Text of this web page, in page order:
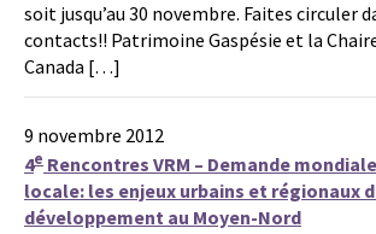
soit jusqu’au 30 novembre. Faites circuler
contacts!! Patrimoine Gaspésie et la
Canada […]
9 novembre 2012
4e Rencontres VRM – Demande
locale: les enjeux urbains et régionaux
développement au Moyen-Nord